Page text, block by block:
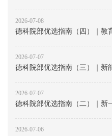
2026-07-08
德科院部优选指南（四）｜教
2026-07-07
德科院部优选指南（三）｜新
2026-07-07
德科院部优选指南（二）｜新
2026-07-06